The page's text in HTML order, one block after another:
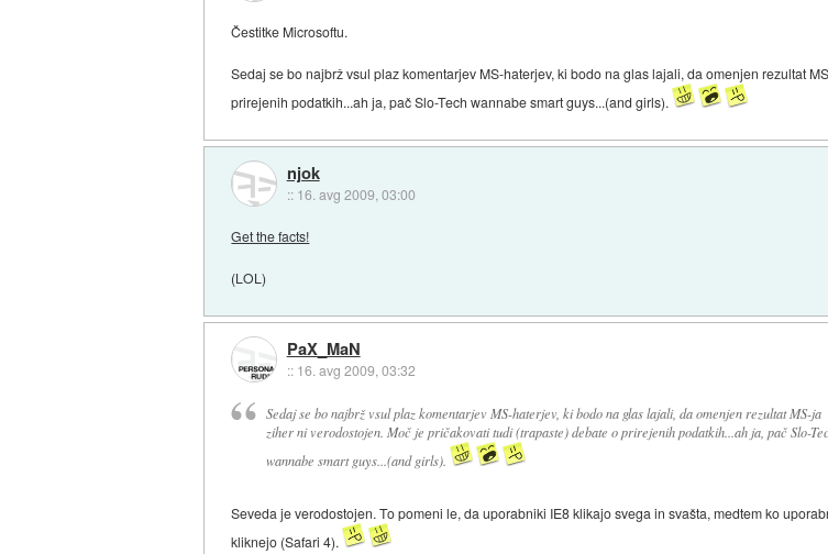
Čestitke Microsoftu.
Sedaj se bo najbrž vsul plaz komentarjev MS-haterjev, ki bodo na glas lajali, da omenjen rezultat
prirejenih podatkih...ah ja, pač Slo-Tech wannabe smart guys...(and girls).
njok
:: 16. avg 2009, 03:00
Get the facts!
(LOL)
PaX_MaN
:: 16. avg 2009, 03:32
Sedaj se bo najbrž vsul plaz komentarjev MS-haterjev, ki bodo na glas lajali, da omenjen rezultat MS-ja
ziher ni verodostojen. Moč je pričakovati tudi (trapaste) debate o prirejenih podatkih...ah ja, pač Slo-
wannabe smart guys...(and girls).
Seveda je verodostojen. To pomeni le, da uporabniki IE8 klikajo svega in svašta, medtem ko
kliknejo (Safari 4).